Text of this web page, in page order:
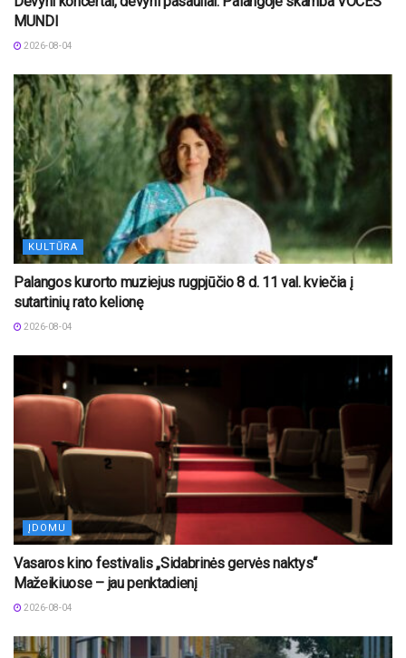
MUNDI
2026-08-04
KULTŪRA
Palangos kurorto muziejus rugpjūčio 8 d. 11 val. kviečia į
sutartinių rato kelionę
2026-08-04
ĮDOMU
Vasaros kino festivalis „Sidabrinės gervės naktys“
Mažeikiuose – jau penktadienį
2026-08-04